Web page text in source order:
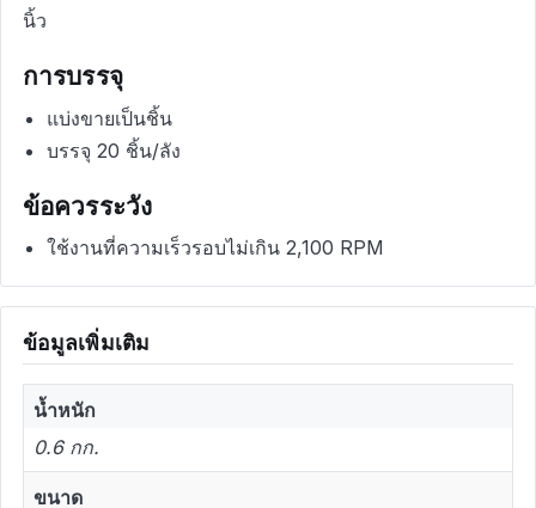
นิ้ว
การบรรจุ
แบ่งขายเป็นชิ้น
บรรจุ 20 ชิ้น/ลัง
ข้อควรระวัง
ใช้งานที่ความเร็วรอบไม่เกิน 2,100 RPM
ข้อมูลเพิ่มเติม
น้ำหนัก
0.6 กก.
ขนาด